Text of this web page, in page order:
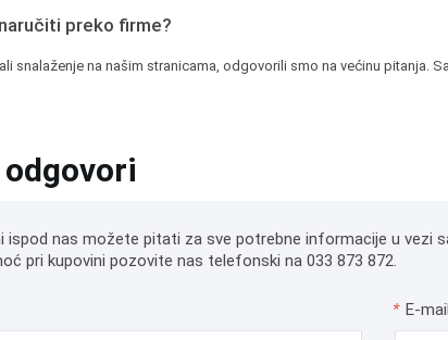
preko firme?
snalaženje na našim stranicama, odgovorili smo na većinu pitanja.
nas možete pitati za sve potrebne informacije u vezi
pri kupovini pozovite nas telefonski na 033 873 872.
* E-mail